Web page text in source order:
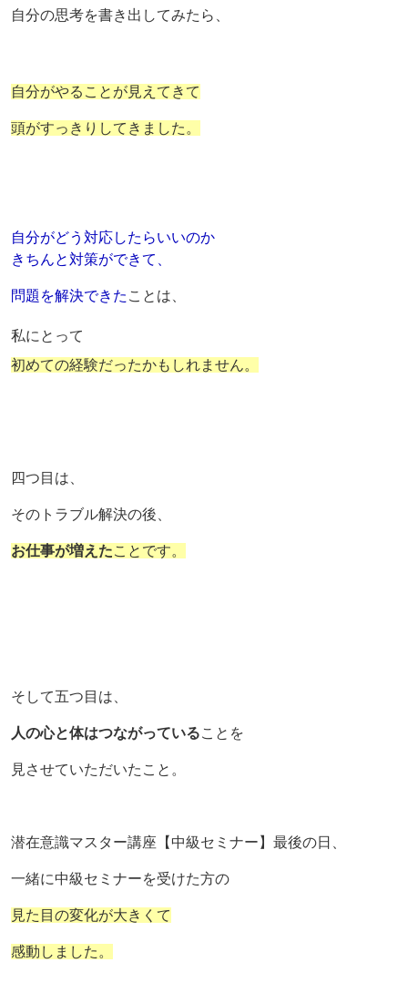
自分の思考を書き出してみたら、
自分がやることが見えてきて
頭がすっきりしてきました。
自分がどう対応したらいいのか
きちんと対策ができて、
問題を解決できた ことは、
私にとって
初めての経験だったかもしれません。
四つ目は、
そのトラブル解決の後、
お仕事が増えたことです。
そして五つ目は、
人の心と体はつながっていることを
見させていただいたこと。
潜在意識マスター講座【中級セミナー】最後の日、
一緒に中級セミナーを受けた方の
見た目の変化が大きくて
感動しました。